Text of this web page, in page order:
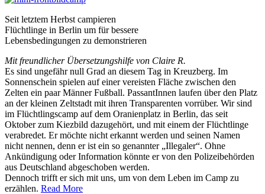
Seit letztem Herbst campieren
Flüchtlinge in Berlin um für bessere
Lebensbedingungen zu demonstrieren
Mit freundlicher Übersetzungshilfe von Claire R.
Es sind ungefähr null Grad an diesem Tag in Kreuzberg. Im
Sonnenschein spielen auf einer vereisten Fläche zwischen den
Zelten ein paar Männer Fußball. PassantInnen laufen über den Platz
an der kleinen Zeltstadt mit ihren Transparenten vorrüber. Wir sind
im Flüchtlingscamp auf dem Oranienplatz in Berlin, das seit
Oktober zum Kiezbild dazugehört, und mit einem der Flüchtlinge
verabredet. Er möchte nicht erkannt werden und seinen Namen
nicht nennen, denn er ist ein so genannter „Illegaler“. Ohne
Ankündigung oder Information könnte er von den Polizeibehörden
aus Deutschland abgeschoben werden.
Dennoch trifft er sich mit uns, um von dem Leben im Camp zu
erzählen. Read More